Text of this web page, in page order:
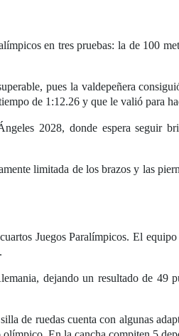
en tres pruebas: la de 100
pues la valdepeñera
de 1:12.26 y que le valió para
2028, donde espera seguir
limitada de los brazos y las
Juegos Paralímpicos. El
dejando un resultado de 49
de ruedas cuenta con algunas